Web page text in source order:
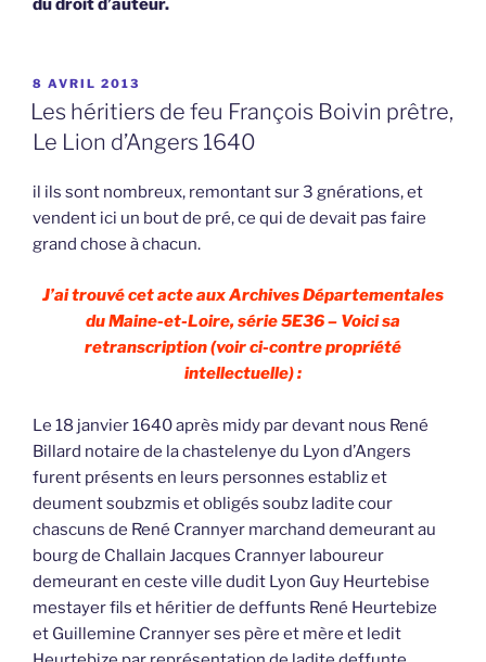
Le 18 janvier 1640 après midy par devant nous René
Billard notaire de la chastelenye du Lyon d’Angers
deument soubzmis et obligés soubz ladite cour
chascuns de René Crannyer marchand demeurant au
bourg de Challain Jacques Crannyer laboureur
mestayer fils et héritier de deffunts René Heurtebize
et Guillemine Crannyer ses père et mère et ledit
Heurtebize par représentation de ladite deffunte
Guillemine Crannyer sa mère héritier en partye de
représentation de deffunts Jean Crannyer et
Guillemine Briant leurs père et mère enfants et
héritiers de deffunte Jacquine Brillet vivante femme
de Jean Boyvin leurs ayeulz, Jacques Ruau poupellier
mary de Perrine Aubert sa femme fille de deffunts
Jean Aubert et Estiennette Jahanne ses père et mère,
Jean Aubert tailleur d’habits tant pour luy que au nom
et soy faisant fort de Jeanne Pierre Renée Mathurine
les Auberts ses frères et soeurs tous enfants et